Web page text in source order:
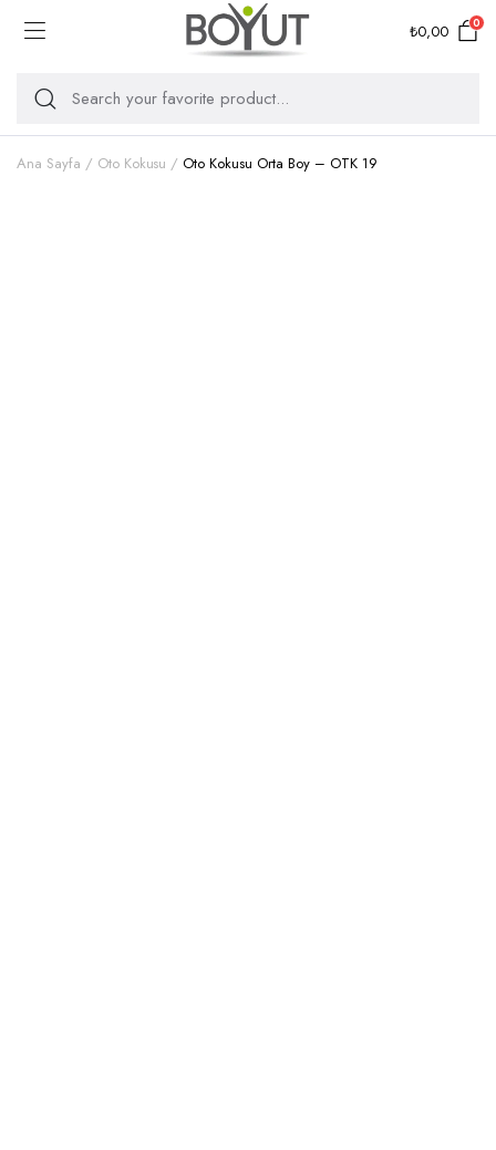
₺0,00 0
Ana Sayfa Oto Kokusu Oto Kokusu Orta Boy – OTK 19